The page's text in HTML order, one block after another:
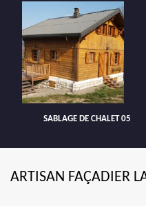
SABLAGE DE CHALET 05
ARTISAN FAÇADIER